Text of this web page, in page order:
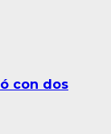
con dos